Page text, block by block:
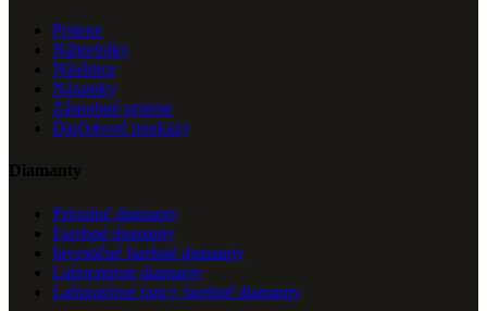
Prstene
Náhrelníky
Náušnice
Náramky
Zásnubné prstene
Darčekové poukazy
Diamanty
Prírodné diamanty
Farebné diamanty
Investičné farebné diamanty
Laboratórne diamanty
Laboratórne fancy farebné diamanty